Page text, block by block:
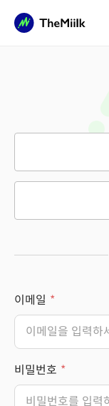
이메일
비밀번호